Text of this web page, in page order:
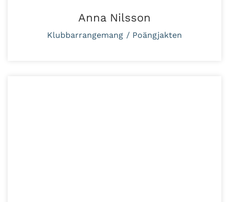
Anna Nilsson
Klubbarrangemang / Poängjakten